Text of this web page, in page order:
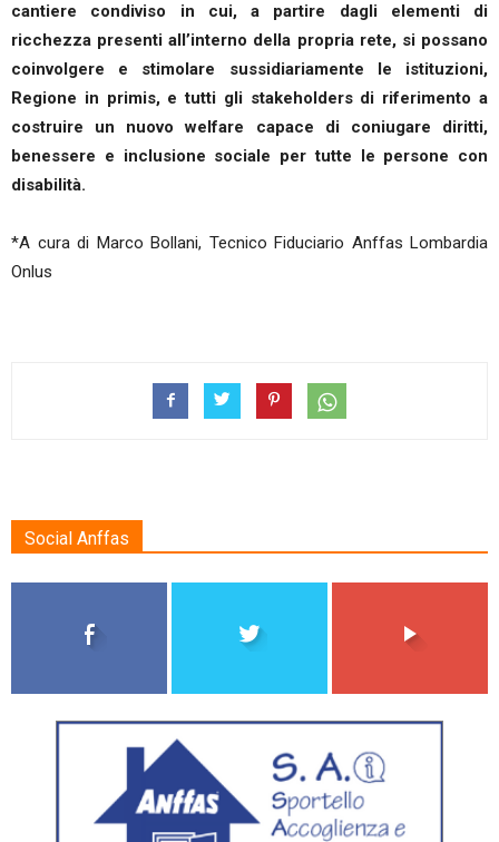
cantiere condiviso in cui, a partire dagli elementi di
ricchezza presenti all’interno della propria rete, si possano
coinvolgere e stimolare sussidiariamente le istituzioni,
Regione in primis, e tutti gli stakeholders di riferimento a
costruire un nuovo welfare capace di coniugare diritti,
benessere e inclusione sociale per tutte le persone con
disabilità.
*A cura di Marco Bollani, Tecnico Fiduciario Anffas Lombardia
Onlus
Social Anffas